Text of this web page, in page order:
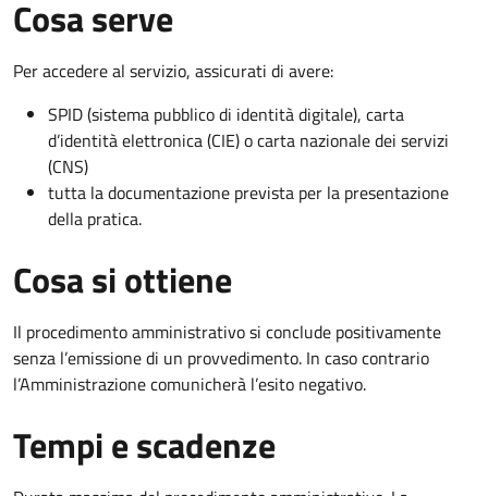
Cosa serve
Per accedere al servizio, assicurati di avere:
SPID (sistema pubblico di identità digitale), carta
d’identità elettronica (CIE) o carta nazionale dei servizi
(CNS)
tutta la documentazione prevista per la presentazione
della pratica.
Cosa si ottiene
Il procedimento amministrativo si conclude positivamente
senza l’emissione di un provvedimento. In caso contrario
l’Amministrazione comunicherà l’esito negativo.
Tempi e scadenze